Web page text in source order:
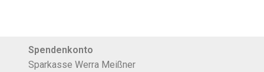
Spendenkonto
Sparkasse Werra Meißner